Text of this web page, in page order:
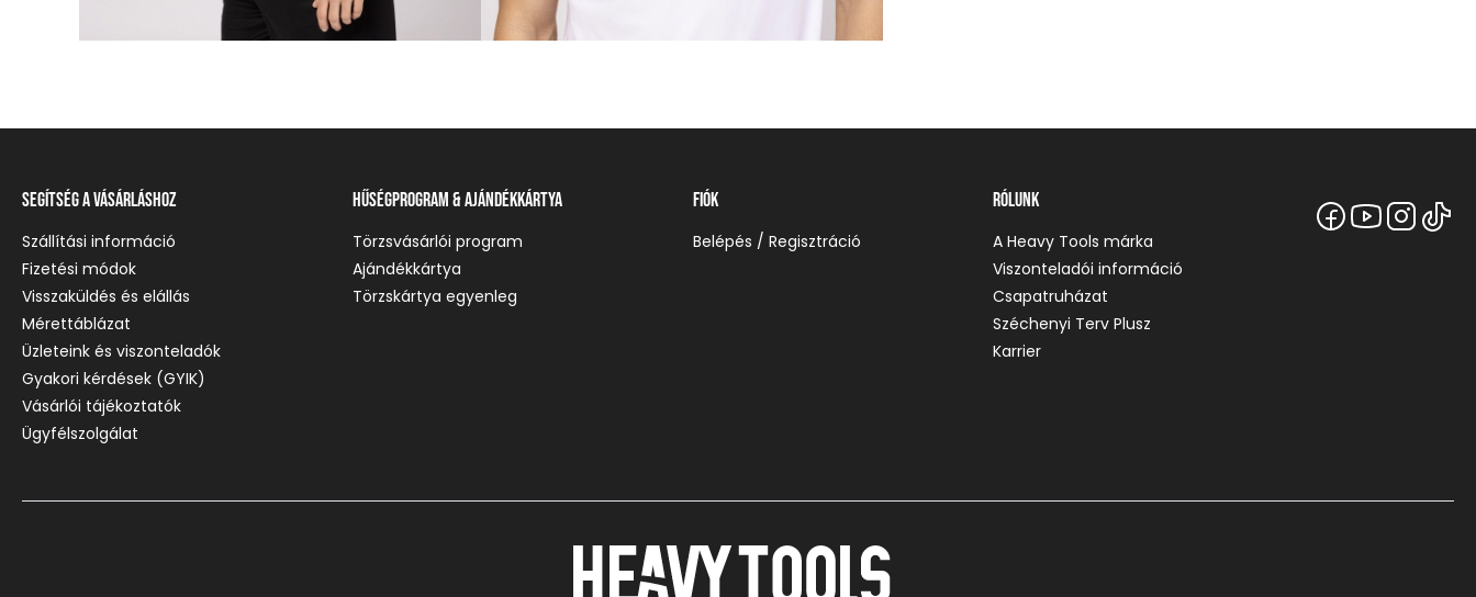
Segítség a vásárláshoz
Szállítási információ
Fizetési módok
Visszaküldés és elállás
Mérettáblázat
Üzleteink és viszonteladók
Gyakori kérdések (GYIK)
Vásárlói tájékoztatók
Ügyfélszolgálat
Hűségprogram & Ajándékkártya
Törzsvásárlói program
Ajándékkártya
Törzskártya egyenleg
Fiók
Belépés / Regisztráció
Rólunk
A Heavy Tools márka
Viszonteladói információ
Csapatruházat
Széchenyi Terv Plusz
Karrier